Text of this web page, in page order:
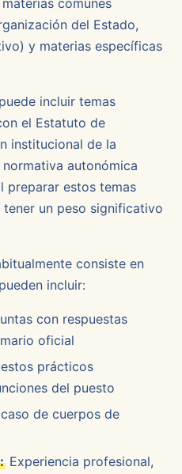
comunes
del Estado,
y materias específicas
incluir temas
el Estatuto de
institucional de la
autonómica
preparar estos temas
un peso significativo
consiste en
incluir:
con respuestas
oficial
prácticos
del puesto
de cuerpos de
Experiencia profesional,